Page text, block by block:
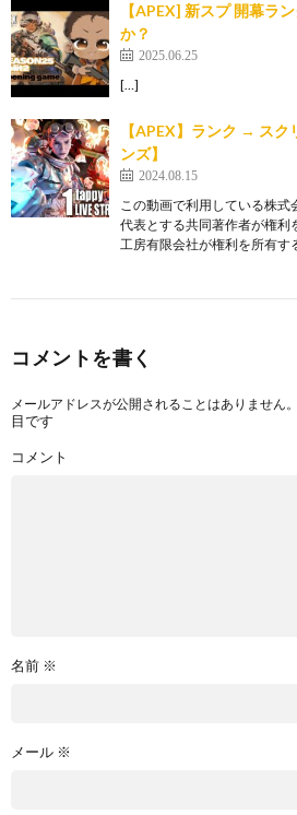
【APEX] 新スプ 開幕ラ
か？
2025.06.25
[…]
【APEX】ランク → ス
ンズ】
2024.08.15
この動画で利用している株式
代表とする共同著作者が権利
工房有限会社が権利を所有
コメントを書く
メールアドレスが公開されることはありません。
目です
コメント
名前 ※
メール ※